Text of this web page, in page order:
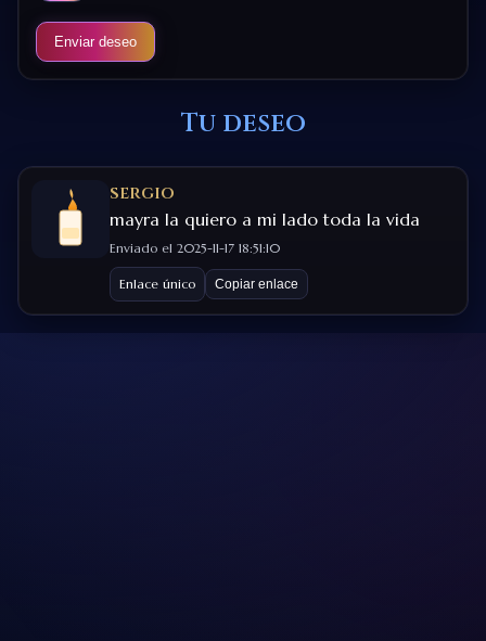
Enviar deseo
Tu deseo
sergio
mayra la quiero a mi lado toda la vida
Enviado el 2025-11-17 18:51:10
Enlace único Copiar enlace